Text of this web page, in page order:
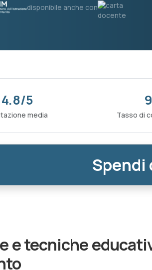
disponibile anche con
4.8/5
media Tasso di
Spendi
e tecniche